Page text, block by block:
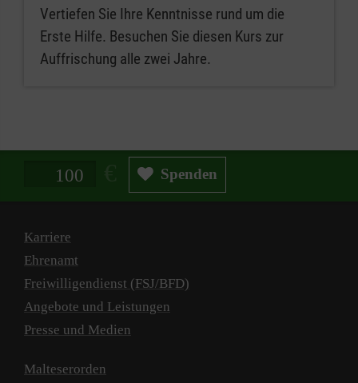
Vertiefen Sie Ihre Kenntnisse rund um die
Erste Hilfe. Besuchen Sie diesen Kurs zur
Auffrischung alle zwei Jahre.
Spendenbetrag in Euro Spenden
Karriere
Ehrenamt
Freiwilligendienst (FSJ/BFD)
Angebote und Leistungen
Presse und Medien
Malteserorden